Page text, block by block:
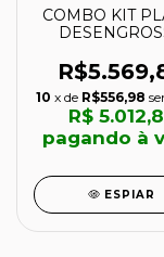
COMBO KIT
BANCADA
COLETOR
MAKITA
10 x de R$556,98
R$
pagando à
ESPIAR